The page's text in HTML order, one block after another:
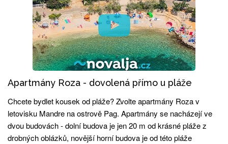
Apartmány Roza - dovolená přímo u pláže
Chcete bydlet kousek od pláže? Zvolte apartmány Roza v
letovisku Mandre na ostrově Pag. Apartmány se nacházejí ve
dvou budovách - dolní budova je jen 20 m od krásné pláže z
drobných oblázků, novější horní budova je od této pláže